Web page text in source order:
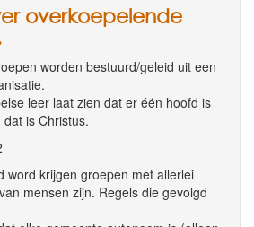
overkoepelende
worden bestuurd/geleid uit een
leer laat zien dat er één hoofd is
is Christus.
word krijgen groepen met allerlei
mensen zijn. Regels die gevolgd